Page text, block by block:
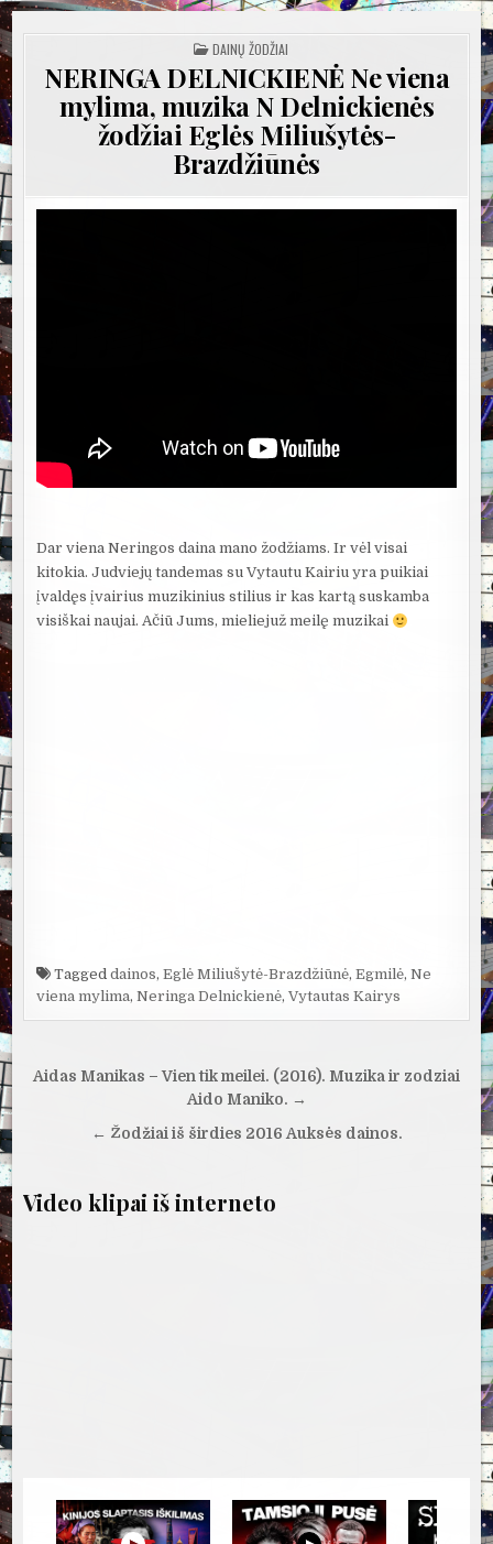
POSTED
IN
DAINŲ ŽODŽIAI
NERINGA DELNICKIENĖ Ne viena
mylima, muzika N Delnickienės
žodžiai Eglės Miliušytės-
Brazdžiūnės
Dar viena Neringos daina mano žodžiams. Ir vėl visai
kitokia. Judviejų tandemas su Vytautu Kairiu yra puikiai
įvaldęs įvairius muzikinius stilius ir kas kartą suskamba
visiškai naujai. Ačiū Jums, mieliejuž meilę muzikai
Taggeddainos,Eglė Miliušytė-Brazdžiūnė,Egmilė,Ne
viena mylima,Neringa Delnickienė,Vytautas Kairys
Navigacija
įrašų
Aidas Manikas – Vien tik meilei. (2016). Muzika ir zodziai
Aido Maniko. →
← Žodžiai iš širdies 2016 Auksės dainos.
Video klipai iš interneto